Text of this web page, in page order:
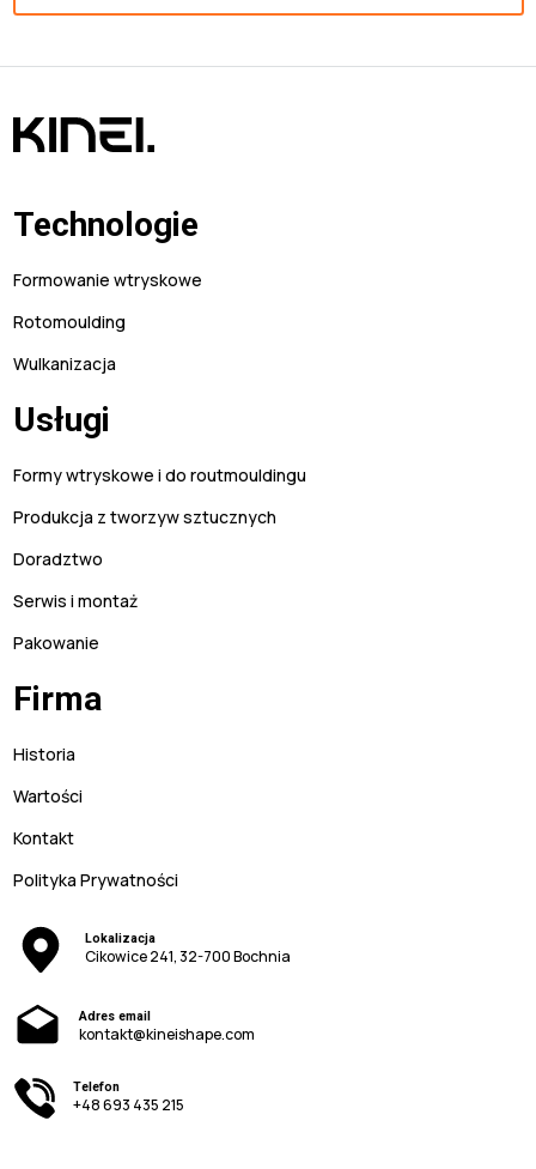
Technologie
Formowanie wtryskowe
Rotomoulding
Wulkanizacja
Usługi
Formy wtryskowe i do routmouldingu
Produkcja z tworzyw sztucznych
Doradztwo
Serwis i montaż
Pakowanie
Firma
Historia
Wartości
Kontakt
Polityka Prywatności
Lokalizacja
Cikowice 241, 32-700 Bochnia
Adres email
kontakt@kineishape.com
Telefon
+48 693 435 215